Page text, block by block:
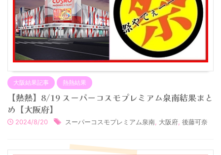
大阪結果記事 熱熱結果
【熱熱】8/19 スーパーコスモプレミアム泉南結果まと
め【大阪府】
2024/8/20 スーパーコスモプレミアム泉南 大阪府 後藤可奈